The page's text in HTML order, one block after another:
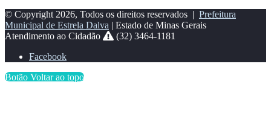
© Copyright 2026, Todos os direitos reservados | Prefeitura
Municipal de Estrela Dalva | Estado de Minas Gerais
Atendimento ao Cidadão
(32) 3464-1181
Facebook
Botão Voltar ao topo